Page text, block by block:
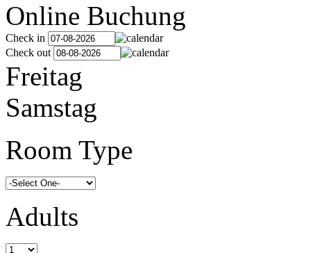
Online Buchung
Check in
Check out
Freitag
Samstag
Room Type
Adults